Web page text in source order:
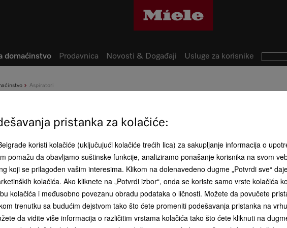
Aspiratori
Product
RSD
Boja proizvoda:
domaćinstvo Prodavnica Novosti & Događaji Usluge za korisnike
pristanka za kolačiće:
koristi kolačiće (uključujući kolačiće trećih lica) za sakupljanje informacija o
pomažu da obavljamo suštinske funkcije, analiziramo ponašanje korisnika na svom
koji se prilagođen vašim interesima. Klikom na dolenavedeno dugme „Potvrdi sve“
kolačića. Ako kliknete na „Potvrdi izbor“, onda se koriste samo vrste kolačića
kolačića i međusobno povezanu obradu podataka o ličnosti. Možete da povučete
trenutku sa budućim dejstvom tako što ćete promeniti podešavanja pristanka na
da vidite više informacija o različitim vrstama kolačića tako što ćete kliknuti na